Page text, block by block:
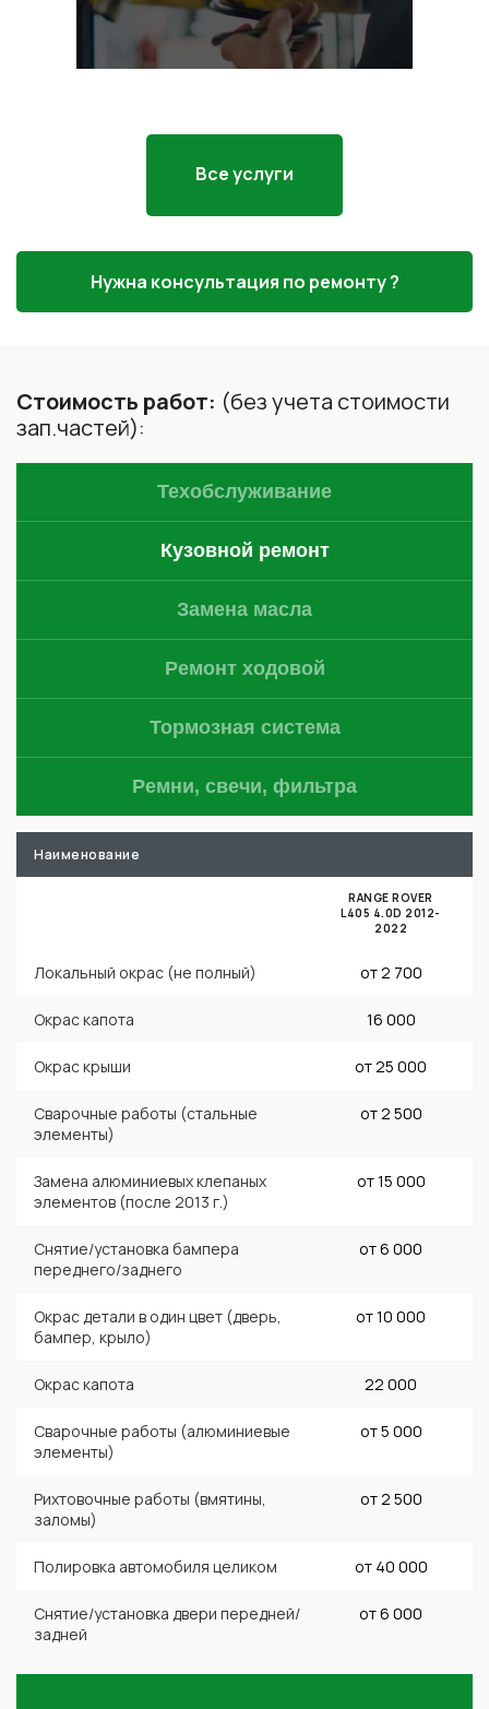
Все услуги
Нужна консультация по ремонту ?
Стоимость работ: (без учета стоимости
зап.частей):
Техобслуживание
Кузовной ремонт
Замена масла
Ремонт ходовой
Тормозная система
Ремни, свечи, фильтра
Наименование
RANGE ROVER
L405 4.0D 2012-
2022
Локальный окрас (не полный) от 2 700
Окрас капота 16 000
Окрас крыши от 25 000
Сварочные работы (стальные
элементы)
от 2 500
Замена алюминиевых клепаных
элементов (после 2013 г.)
от 15 000
Снятие/установка бампера
переднего/заднего
от 6 000
Окрас детали в один цвет (дверь,
бампер, крыло)
от 10 000
Окрас капота 22 000
Сварочные работы (алюминиевые
элементы)
от 5 000
Рихтовочные работы (вмятины,
заломы)
от 2 500
Полировка автомобиля целиком от 40 000
Снятие/установка двери передней/
задней
от 6 000